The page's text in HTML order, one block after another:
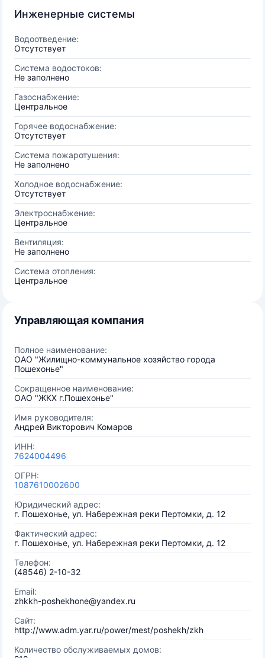
Инженерные системы
Водоотведение:
Отсутствует
Система водостоков:
Не заполнено
Газоснабжение:
Центральное
Горячее водоснабжение:
Отсутствует
Система пожаротушения:
Не заполнено
Холодное водоснабжение:
Отсутствует
Электроснабжение:
Центральное
Вентиляция:
Не заполнено
Система отопления:
Центральное
Управляющая компания
Полное наименование:
ОАО "Жилищно-коммунальное хозяйство города
Пошехонье"
Сокращенное наименование:
ОАО "ЖКХ г.Пошехонье"
Имя руководителя:
Андрей Викторович Комаров
ИНН:
7624004496
ОГРН:
1087610002600
Юридический адрес:
г. Пошехонье, ул. Набережная реки Пертомки, д. 12
Фактический адрес:
г. Пошехонье, ул. Набережная реки Пертомки, д. 12
Телефон:
(48546) 2-10-32
Email:
zhkkh-poshekhone@yandex.ru
Сайт:
http://www.adm.yar.ru/power/mest/poshekh/zkh
Количество обслуживаемых домов: